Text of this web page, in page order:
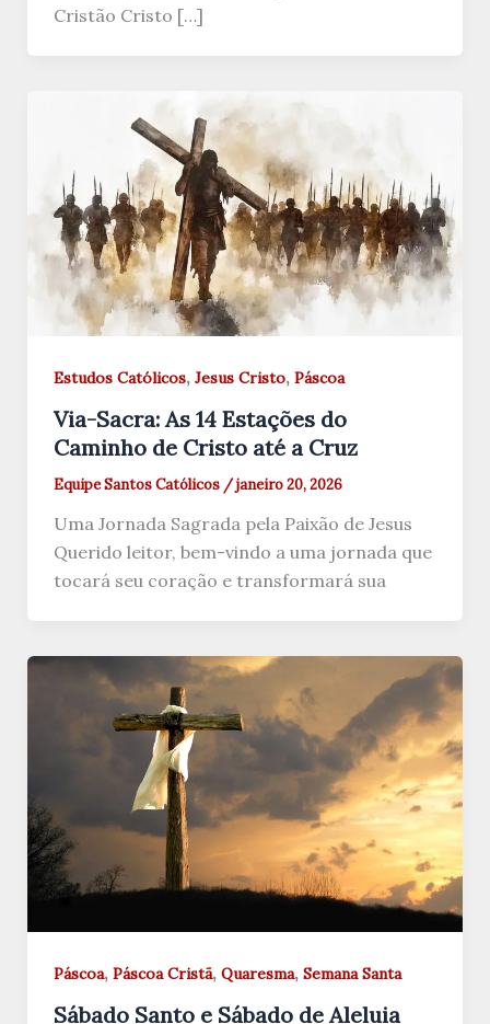
Cristão Cristo […]
Estudos Católicos, Jesus Cristo, Páscoa
Via-Sacra: As 14 Estações do
Caminho de Cristo até a Cruz
Equipe Santos Católicos /janeiro 20, 2026
Uma Jornada Sagrada pela Paixão de Jesus
Querido leitor, bem-vindo a uma jornada que
tocará seu coração e transformará sua
Páscoa, Páscoa Cristã, Quaresma, Semana Santa
Sábado Santo e Sábado de Aleluia